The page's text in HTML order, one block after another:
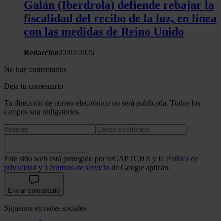
Galán (Iberdrola) defiende rebajar la
fiscalidad del recibo de la luz, en línea
con las medidas de Reino Unido
Redacción22/07/2026
No hay comentarios
Deja tu comentario
Tu dirección de correo electrónico no será publicada. Todos los
campos son obligatorios
Este sitio web está protegido por reCAPTCHA y la Política de
privacidad y Términos de servicio de Google aplican.
Enviar comentario
Síguenos en redes sociales